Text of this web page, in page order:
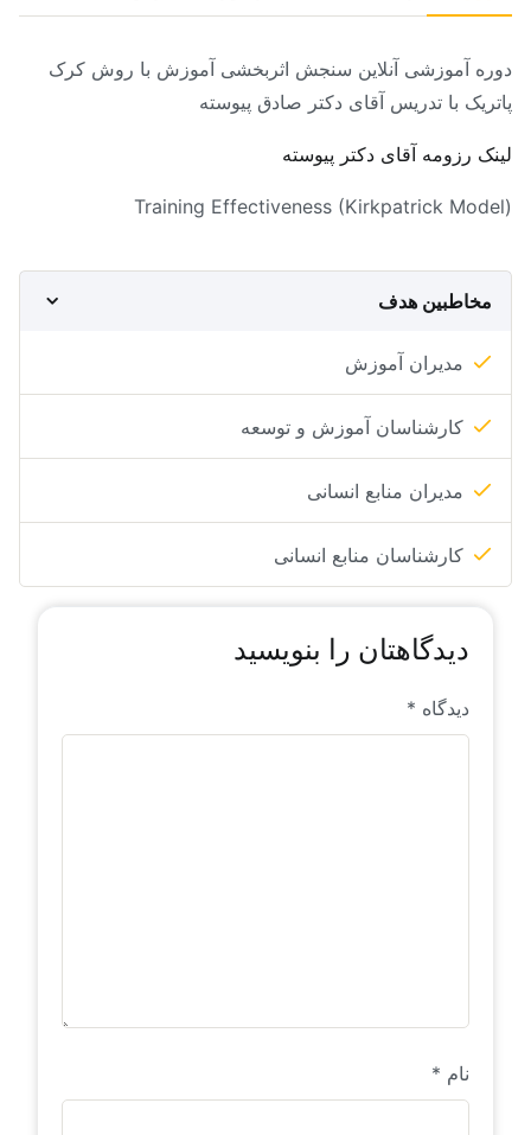
دوره آموزشی آنلاین سنجش اثربخشی آموزش با روش کرک
پاتریک با تدریس آقای دکتر صادق پیوسته
لینک رزومه آقای دکتر پیوسته
Training Effectiveness (Kirkpatrick Model)
مخاطبین هدف
مدیران آموزش
کارشناسان آموزش و توسعه
مدیران منابع انسانی
کارشناسان منابع انسانی
دیدگاهتان را بنویسید
دیدگاه *
نام *